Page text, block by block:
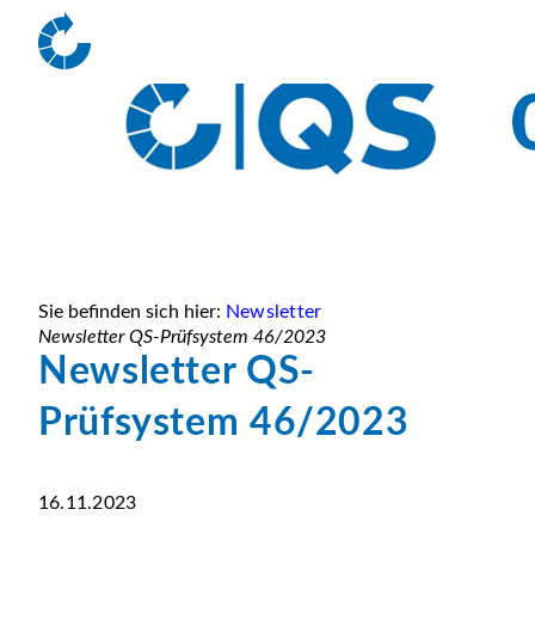
Sie befinden sich hier: Newsletter
Newsletter QS-Prüfsystem 46/2023
Newsletter QS-
Prüfsystem 46/2023
16.11.2023